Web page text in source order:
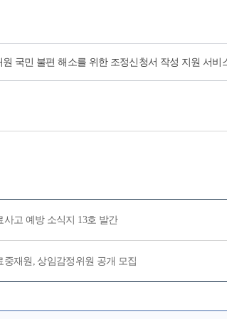
국민 불편 해소를 위한 조정신청서 작성 지원 서비
고 예방 소식지 13호 발간
중재원, 상임감정위원 공개 모집